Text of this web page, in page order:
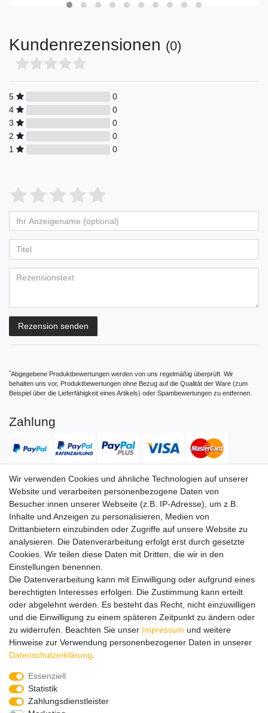
Kundenrezensionen (0)
5
0
4
0
3
0
2
0
1
0
Bewertungssterne
von
5
Bewertungssternen
4
von
5
Bewertungssternen
3
von
5
Bewertungssternen
2
von
5
Bewertungssternen
1
von
5
Bewertungssternen
Anzeigename
(optional)
Rezension senden
*Abgegebene Produktbewertungen werden von uns regelmäßig überprüft. Wir
behalten uns vor, Produktbewertungen ohne Bezug auf die Qualität der Ware (zum
Beispiel über die Lieferfähigkeit eines Artikels) oder Spambewertungen zu entfernen.
Zahlung
Versand
Service Service
Info Info
Kontakt Kontakt
ImpressumAGB DatenschutzWiderruf Vertrag widerrufen
Alle Preise in Euro inkl. gesetzl. MwSt. zzgl.Versandkosten
nicht anders beschrieben. Änderungen und Irrtümer vorbehalten.
Abbildungen ähnlich.
Wir versenden in die folgenden Länder
Wir verwenden Cookies und ähnliche Technologien auf unserer
Website und verarbeiten personenbezogene Daten von
Besucher:innen unserer Webseite (z.B. IP-Adresse), um z.B.
Inhalte und Anzeigen zu personalisieren, Medien von
Drittanbietern einzubinden oder Zugriffe auf unsere Website zu
analysieren. Die Datenverarbeitung erfolgt erst durch gesetzte
Cookies. Wir teilen diese Daten mit Dritten, die wir in den
Einstellungen benennen.
Die Datenverarbeitung kann mit Einwilligung oder aufgrund eines
berechtigten Interesses erfolgen. Die Zustimmung kann erteilt
oder abgelehnt werden. Es besteht das Recht, nicht einzuwilligen
und die Einwilligung zu einem späteren Zeitpunkt zu ändern oder
zu widerrufen. Beachten Sie unser Impressum und weitere
Hinweise zur Verwendung personenbezogener Daten in unserer
Daten­schutz­erklärung
Essenziell
Statistik
Zahlungsdienstleister